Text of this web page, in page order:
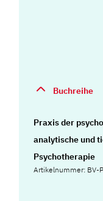
Buchreihe
Praxis der
analytische und
Psychotherapie
Artikelnummer: BV-